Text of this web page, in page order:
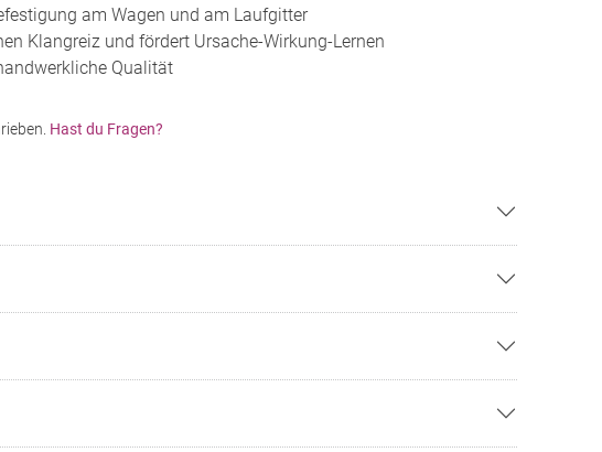
am Wagen und am Laufgitter
Klangreiz und fördert Ursache-Wirkung-Lernen
Qualität
Hast du Fragen?